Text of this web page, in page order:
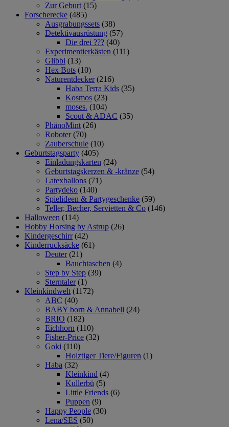
Zur Geburt (15)
Forscherecke (485)
Ausgrabungssets (38)
Detektivausrüstung (57)
Die drei ??? (40)
Experimentierkästen (111)
Glibbi (13)
Hex Bots (10)
Naturentdecker (216)
Haba Terra Kids (35)
Kosmos (23)
moses. (104)
Scout & ADAC (35)
PhänoMint (26)
Roboter (70)
Zauberschule (10)
Geburtstagsparty (405)
Einladungskarten (24)
Geburtstagskerzen & -kränze (54)
Latexballons (71)
Partydeko (140)
Spielideen & Partygeschenke (59)
Teller, Becher, Servietten & Co (146)
Halloween (114)
Hobby Horsing by Astrup (26)
Kindergeschirr (42)
Kinderrucksäcke (61)
Deuter (21)
Bauchtaschen (4)
Step by Step (39)
Sterntaler (1)
Kleinkindwelt (1172)
ABC (40)
BABY born & Annabell (24)
BRIO (182)
Eichhorn (110)
Fisher-Price (32)
Goki (110)
Holztiger Tiere/Figuren (1)
Haba (32)
Kleinkind (4)
Kullerbü (5)
Little Friends (6)
Puppen (9)
Happy People (30)
Lena/SES (50)